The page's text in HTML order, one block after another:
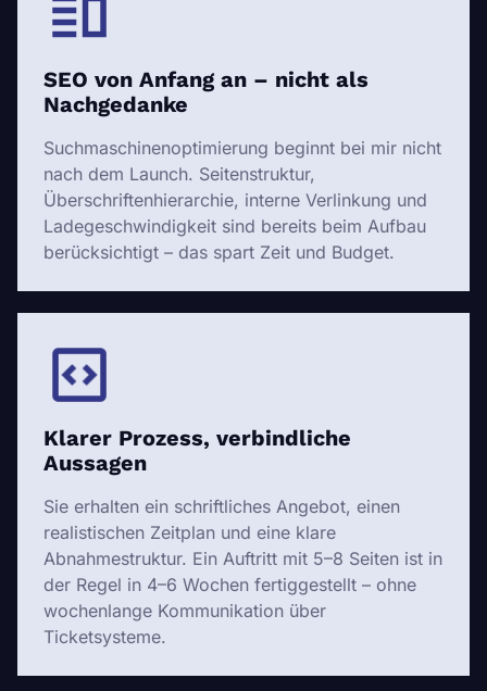
SEO von Anfang an – nicht als
Nachgedanke
Suchmaschinenoptimierung beginnt bei mir nicht
nach dem Launch. Seitenstruktur,
Überschriftenhierarchie, interne Verlinkung und
Ladegeschwindigkeit sind bereits beim Aufbau
berücksichtigt – das spart Zeit und Budget.
Klarer Prozess, verbindliche
Aussagen
Sie erhalten ein schriftliches Angebot, einen
realistischen Zeitplan und eine klare
Abnahmestruktur. Ein Auftritt mit 5–8 Seiten ist in
der Regel in 4–6 Wochen fertiggestellt – ohne
wochenlange Kommunikation über
Ticketsysteme.